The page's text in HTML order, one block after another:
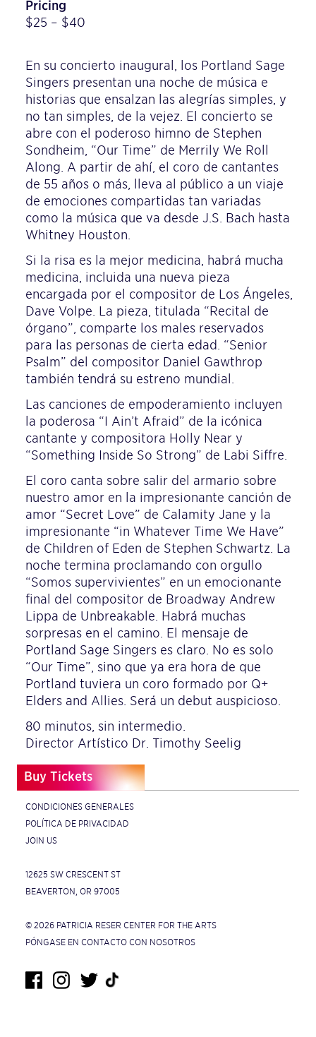
Pricing
$25 – $40
En su concierto inaugural, los Portland Sage
Singers presentan una noche de música e
historias que ensalzan las alegrías simples, y
no tan simples, de la vejez. El concierto se
abre con el poderoso himno de Stephen
Sondheim, “Our Time” de Merrily We Roll
Along. A partir de ahí, el coro de cantantes
de 55 años o más, lleva al público a un viaje
de emociones compartidas tan variadas
como la música que va desde J.S. Bach hasta
Whitney Houston.
Si la risa es la mejor medicina, habrá mucha
medicina, incluida una nueva pieza
encargada por el compositor de Los Ángeles,
Dave Volpe. La pieza, titulada “Recital de
órgano”, comparte los males reservados
para las personas de cierta edad. “Senior
Psalm” del compositor Daniel Gawthrop
también tendrá su estreno mundial.
Las canciones de empoderamiento incluyen
la poderosa “I Ain’t Afraid” de la icónica
cantante y compositora Holly Near y
“Something Inside So Strong” de Labi Siffre.
El coro canta sobre salir del armario sobre
nuestro amor en la impresionante canción de
amor “Secret Love” de Calamity Jane y la
impresionante “in Whatever Time We Have”
de Children of Eden de Stephen Schwartz. La
noche termina proclamando con orgullo
“Somos supervivientes” en un emocionante
final del compositor de Broadway Andrew
Lippa de Unbreakable. Habrá muchas
sorpresas en el camino. El mensaje de
Portland Sage Singers es claro. No es solo
“Our Time”, sino que ya era hora de que
Portland tuviera un coro formado por Q+
Elders and Allies. Será un debut auspicioso.
80 minutos, sin intermedio.
Director Artístico Dr. Timothy Seelig
Buy Tickets
CONDICIONES GENERALES
POLÍTICA DE PRIVACIDAD
JOIN US
12625 SW CRESCENT ST
BEAVERTON, OR 97005
© 2026 PATRICIA RESER CENTER FOR THE ARTS
PÓNGASE EN CONTACTO CON NOSOTROS